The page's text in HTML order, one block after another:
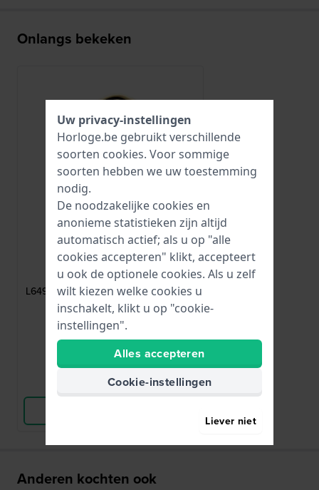
Onlangs bekeken
Longines
L649101648
L649101648 Goudkleurige stalen gesp
10mm
€ 20,-
● Op voorraad
Vergelijk
Anderen kochten ook
Uw privacy-instellingen
Horloge.be gebruikt verschillende
soorten cookies. Voor sommige
soorten hebben we uw toestemming
nodig.
De noodzakelijke cookies en
anonieme statistieken zijn altijd
automatisch actief; als u op "alle
cookies accepteren" klikt, accepteert
u ook de optionele cookies. Als u zelf
wilt kiezen welke cookies u
inschakelt, klikt u op "cookie-
instellingen".
Alles accepteren
Cookie-instellingen
Liever niet